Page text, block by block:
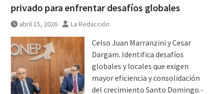
privado para enfrentar desafíos globales
abril 15, 2026 La Redacción
Celso Juan Marranzini y Cesar
Dargam. Identifica desafíos
globales y locales que exigen
mayor eficiencia y consolidación
del crecimiento Santo Domingo.-